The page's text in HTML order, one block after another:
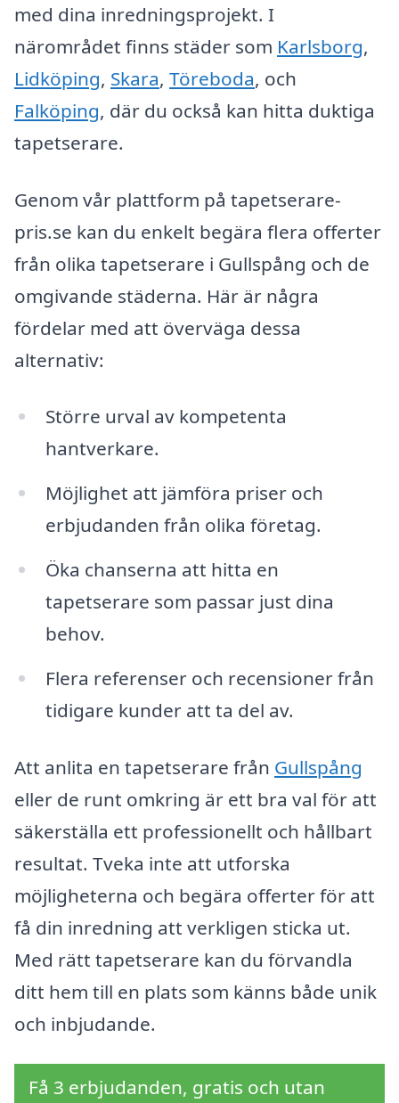
med dina inredningsprojekt. I
närområdet finns städer som Karlsborg,
Lidköping, Skara, Töreboda, och
Falköping, där du också kan hitta duktiga
tapetserare.
Genom vår plattform på tapetserare-
pris.se kan du enkelt begära flera offerter
från olika tapetserare i Gullspång och de
omgivande städerna. Här är några
fördelar med att överväga dessa
alternativ:
Större urval av kompetenta
hantverkare.
Möjlighet att jämföra priser och
erbjudanden från olika företag.
Öka chanserna att hitta en
tapetserare som passar just dina
behov.
Flera referenser och recensioner från
tidigare kunder att ta del av.
Att anlita en tapetserare från Gullspång
eller de runt omkring är ett bra val för att
säkerställa ett professionellt och hållbart
resultat. Tveka inte att utforska
möjligheterna och begära offerter för att
få din inredning att verkligen sticka ut.
Med rätt tapetserare kan du förvandla
ditt hem till en plats som känns både unik
och inbjudande.
Få 3 erbjudanden, gratis och utan